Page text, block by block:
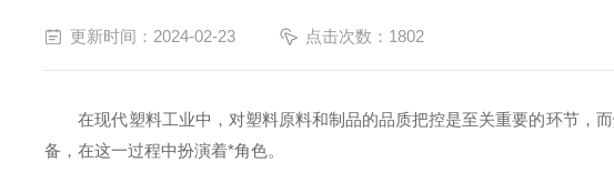
更新时间：2024-02-23 点击次数：1802
在现代塑料工业中，对塑料原料和制品的品质把控是至关重要的环节，而
备，在这一过程中扮演着*角色。